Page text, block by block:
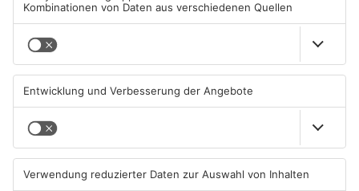
TOPNEWS
Kliniken im Primaveraland
melden mehr Patienten
durch Hitze
Schüsse in Langenselbold,
Gelnhausen, Linsengericht
und Miltenberg